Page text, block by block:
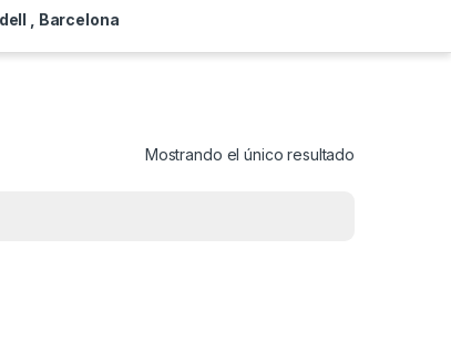
, Barcelona
Mostrando el único resultado